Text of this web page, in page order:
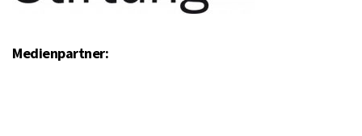
Medienpartner: